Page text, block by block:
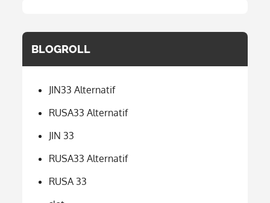
BLOGROLL
JIN33 Alternatif
RUSA33 Alternatif
JIN 33
RUSA33 Alternatif
RUSA 33